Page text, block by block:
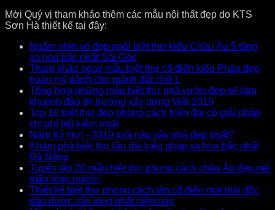
Mời Quý vị tham khảo thêm các mẫu nội thất đẹp do KTS
Sơn Hà thiết kế tại đây:
Ngắm nhìn vẻ đẹp ngôi biệt thự kiểu Châu Âu 5 tầng
xa hoa bậc nhất Sài Gòn
Tham khảo ngay mẫu biệt thự cổ điển kiểu Pháp đẹp
hoàn mỹ dành cho mảnh đất chữ L
Tổng hợp những mẫu biệt thự nhà vườn đẹp sẽ làm
khuynh đảo thị trường xây dựng Việt 2019
Top 10 biệt thự đẹp phong cách hiện đại có giải pháp
chi phí tiết kiệm nhất
Năm Kỷ Hợi - 2019 tuổi nào xây nhà đẹp nhất?
Khám phá biệt thự lâu đài kiểu pháp xa hoa bậc nhất
Đà Nẵng
Tuyển tập 20 mẫu biệt thự phong cách châu Âu đẹp mê
mẩn lòng người
Thiết kế biệt thự phong cách tân cổ điển mái thái độc
đáo được săn lùng nhất hiện nay